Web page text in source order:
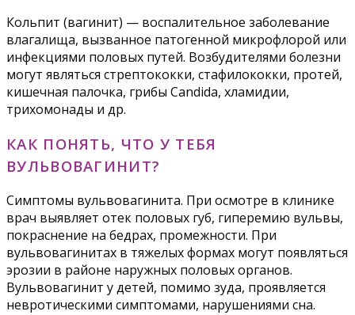
Кольпит (вагинит) — воспалительное заболевание
влагалища, вызванное патогенной микрофлорой или
инфекциями половых путей. Возбудителями болезни
могут являться стрептококки, стафилококки, протей,
кишечная палочка, грибы Candida, хламидии,
трихомонады и др.
КАК ПОНЯТЬ, ЧТО У ТЕБЯ
ВУЛЬВОВАГИНИТ?
Симптомы вульвовагинита. При осмотре в клинике
врач выявляет отек половых губ, гиперемию вульвы,
покраснение на бедрах, промежности. При
вульвовагинитах в тяжелых формах могут появляться
эрозии в районе наружных половых органов.
Вульвовагинит у детей, помимо зуда, проявляется
невротическими симптомами, нарушениями сна.